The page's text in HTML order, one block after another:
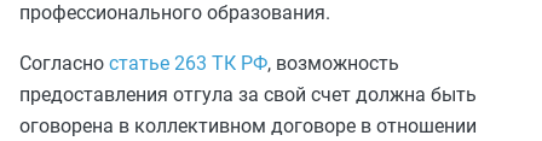
профессионального образования.
Согласно статье 263 ТК РФ, возможность
предоставления отгула за свой счет должна быть
оговорена в коллективном договоре в отношении